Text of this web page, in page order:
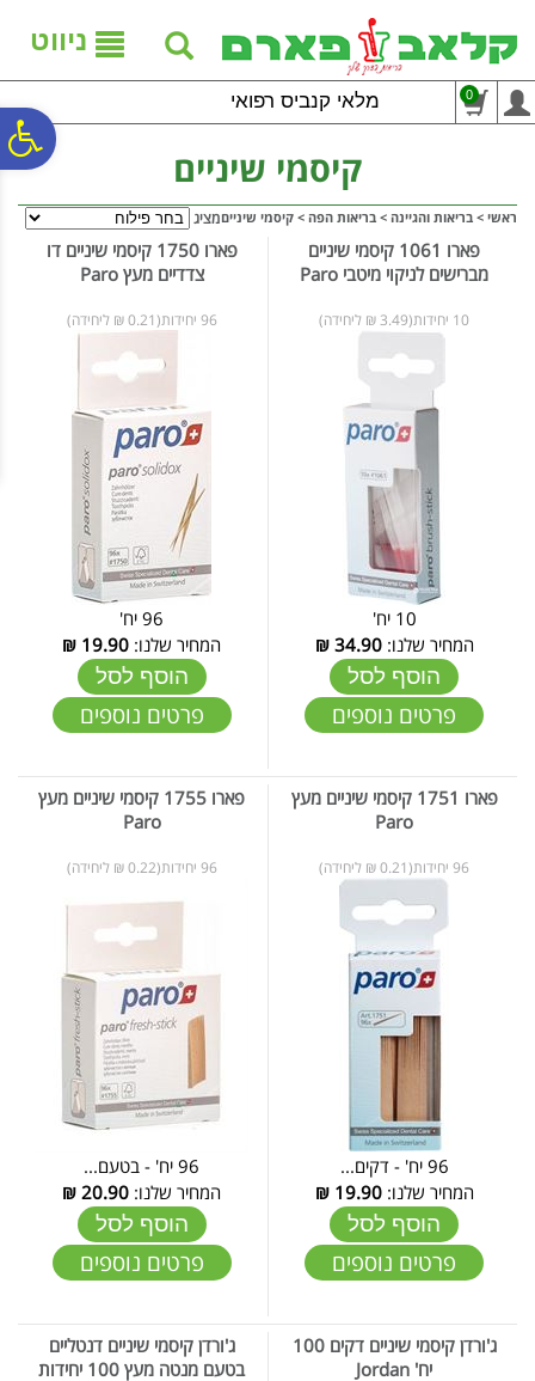
נגישות
אתר
המרכזי
ניווט
מלאי קנביס רפואי 0
קיסמי שיניים
ראשי > בריאות והגיינה > בריאות הפה > קיסמי שינייםמציג
פארו 1061 קיסמי שיניים
מברישים לניקוי מיטבי Paro
10 יחידות(3.49 ₪ ליחידה)
10 יח'
המחיר שלנו:34.90
₪
הוסף לסל
פרטים נוספים
פארו 1750 קיסמי שיניים דו
צדדיים מעץ Paro
96 יחידות(0.21 ₪ ליחידה)
96 יח'
המחיר שלנו: 19.90
₪
הוסף לסל
פרטים נוספים
פארו 1751 קיסמי שיניים מעץ
Paro
96 יחידות(0.21 ₪ ליחידה)
96 יח' - דקים...
המחיר שלנו:19.90
₪
הוסף לסל
פרטים נוספים
פארו 1755 קיסמי שיניים מעץ
Paro
96 יחידות(0.22 ₪ ליחידה)
96 יח' - בטעם...
המחיר שלנו: 20.90
₪
הוסף לסל
פרטים נוספים
ג'ורדן קיסמי שיניים דקים 100
יח' Jordan
ג'ורדן קיסמי שיניים דנטליים
בטעם מנטה מעץ 100 יחידות